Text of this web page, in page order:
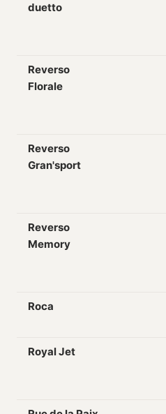
duetto
Reverso
Florale
Reverso
Gran'sport
Reverso
Memory
Roca
Royal Jet